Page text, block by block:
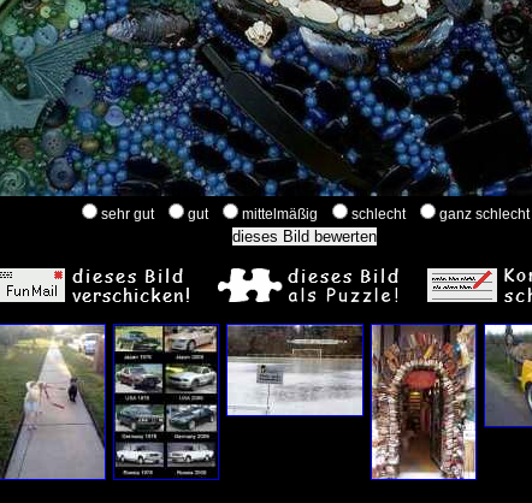
sehr gut gut mittelmäßig schlecht ganz schlecht